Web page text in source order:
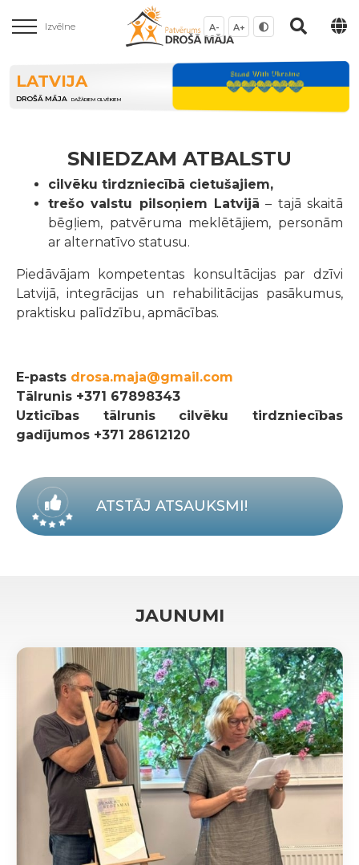
Izvēlne A- A+
LATVIJA
DROŠĀ MĀJA DAŽĀDIEM CILVĒKIEM
SNIEDZAM ATBALSTU
cilvēku tirdzniecībā cietušajiem,
trešo valstu pilsoņiem Latvijā – tajā skaitā
bēgļiem, patvēruma meklētājiem, personām
ar alternatīvo statusu.
Piedāvājam kompetentas konsultācijas par dzīvi
Latvijā, integrācijas un rehabilitācijas pasākumus,
praktisku palīdzību, apmācības.
E-pasts drosa.maja@gmail.com
Tālrunis +371 67898343
Uzticības tālrunis cilvēku tirdzniecības
gadījumos +371 28612120
ATSTĀJ ATSAUKSMI!
JAUNUMI